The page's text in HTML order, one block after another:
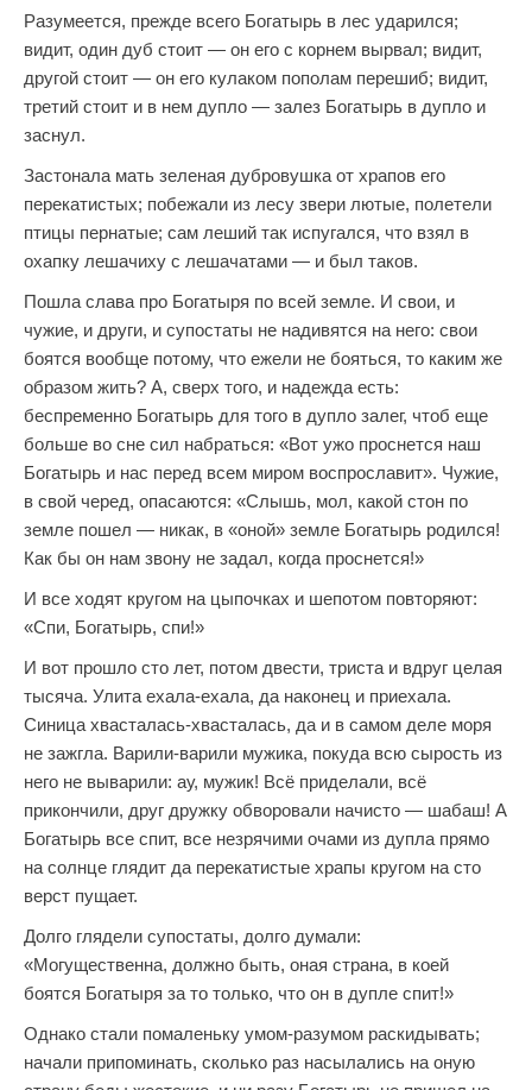
Разумеется, прежде всего Богатырь в лес ударился;
видит, один дуб стоит — он его с корнем вырвал; видит,
другой стоит — он его кулаком пополам перешиб; видит,
третий стоит и в нем дупло — залез Богатырь в дупло и
заснул.
Застонала мать зеленая дубровушка от храпов его
перекатистых; побежали из лесу звери лютые, полетели
птицы пернатые; сам леший так испугался, что взял в
охапку лешачиху с лешачатами — и был таков.
Пошла слава про Богатыря по всей земле. И свои, и
чужие, и други, и супостаты не надивятся на него: свои
боятся вообще потому, что ежели не бояться, то каким же
образом жить? А, сверх того, и надежда есть:
беспременно Богатырь для того в дупло залег, чтоб еще
больше во сне сил набраться: «Вот ужо проснется наш
Богатырь и нас перед всем миром воспрославит». Чужие,
в свой черед, опасаются: «Слышь, мол, какой стон по
земле пошел — никак, в «оной» земле Богатырь родился!
Как бы он нам звону не задал, когда проснется!»
И все ходят кругом на цыпочках и шепотом повторяют:
«Спи, Богатырь, спи!»
И вот прошло сто лет, потом двести, триста и вдруг целая
тысяча. Улита ехала-ехала, да наконец и приехала.
Синица хвасталась-хвасталась, да и в самом деле моря
не зажгла. Варили-варили мужика, покуда всю сырость из
него не выварили: ау, мужик! Всё приделали, всё
прикончили, друг дружку обворовали начисто — шабаш! А
Богатырь все спит, все незрячими очами из дупла прямо
на солнце глядит да перекатистые храпы кругом на сто
верст пущает.
Долго глядели супостаты, долго думали:
«Могущественна, должно быть, оная страна, в коей
боятся Богатыря за то только, что он в дупле спит!»
Однако стали помаленьку умом-разумом раскидывать;
начали припоминать, сколько раз насылались на оную